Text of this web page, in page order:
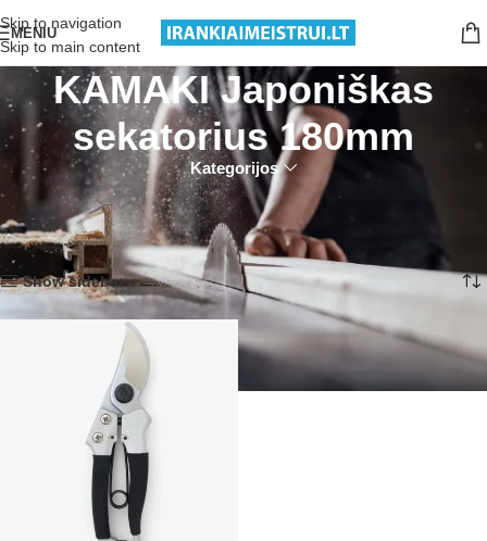
Skip to navigation
Skip to main content
MENIU
KAMAKI Japoniškas
sekatorius 180mm
Kategorijos
Pradžia
Produktai su žymomis “KAMAKI Japoniškas sekatorius 180mm”
Rezultatų: 1
Show sidebar